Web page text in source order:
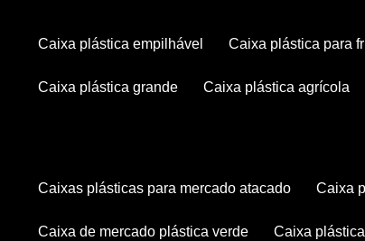
caixa plástica empilhável caixa plástica para
caixa plástica grande caixa plástica agrícola
caixas plásticas para mercado atacado caixa
caixa de mercado plástica verde caixa